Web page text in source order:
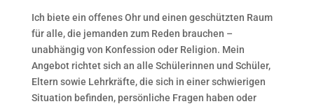
Ich biete ein offenes Ohr und einen geschützten Raum
für alle, die jemanden zum Reden brauchen –
unabhängig von Konfession oder Religion. Mein
Angebot richtet sich an alle Schülerinnen und Schüler,
Eltern sowie Lehrkräfte, die sich in einer schwierigen
Situation befinden, persönliche Fragen haben oder